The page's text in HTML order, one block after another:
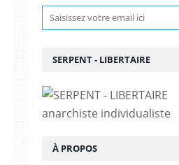
SERPENT - LIBERTAIRE
anarchiste individualiste
À PROPOS